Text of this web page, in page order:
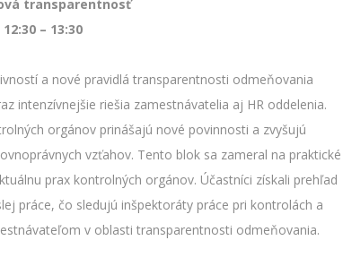
transparentnosť
– 13:30
a nové pravidlá transparentnosti odmeňovania
intenzívnejšie riešia zamestnávatelia aj HR oddelenia.
orgánov prinášajú nové povinnosti a zvyšujú
vzťahov. Tento blok sa zameral na praktické
prax kontrolných orgánov. Účastníci získali prehľad
práce, čo sledujú inšpektoráty práce pri kontrolách a
v oblasti transparentnosti odmeňovania.